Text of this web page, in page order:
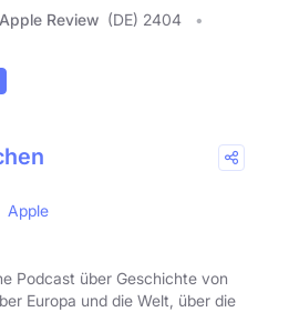
Apple Review (DE) 2404
Apple
Podcast über Geschichte von
Europa und die Welt, über die